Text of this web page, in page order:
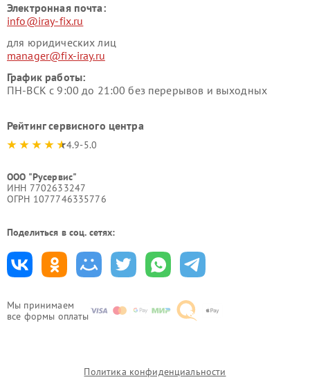
Мы принимаем
все формы оплаты
Электронная почта:
info@iray-fix.ru
для юридических лиц
manager@fix-iray.ru
График работы:
ПН-ВСК с 9:00 до 21:00 без перерывов и выходных
Рейтинг сервисного центра
4.9-5.0
ООО "Русервис"
ИНН 7702633247
ОГРН 1077746335776
Поделиться в соц. сетях:
Политика конфиденциальности